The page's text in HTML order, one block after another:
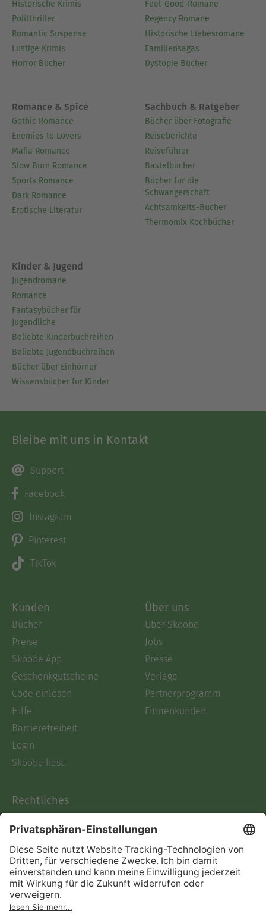
Historische Krimis
Politthriller
Romantic Suspense
Lustige Krimis
Horror Bücher
Feel-Good-Romane
Regency Romane
Historische Liebesromane
Familiensagas
Dystopie Bücher
Romance & Spice
Gothic Romance
Enemies to Lovers
Mafia Romance
Slow Burn Romance
Sports Romance
Dark Romance
Erotische Literatur
Sachbuch & Ratgeber
Bücher über Fotografie
Reiseberichte
Reiseführer
Bastelbücher
Bücher für die
Schwangerschaft
Achtsamkeits-Bücher
Thermomix Kochbücher
Kinder & Jugend
Jugendromane
Romance
Fantasybücher für
Jugendliche
Beliebte Kinderbuchreihen
Beliebte Jugendbuchreihen
Bücher über Einhörner
Wissensbücher für Kinder
Bleibe mit uns in Kontakt
Support
Facebook
Instagram
Pinterest
TikTok
Kunden
Bücher
Preise
Skoobe App
Geschenkgutscheine
Code einlösen
Hilfe
Barrierefreiheit
Login
Skoobe liest
Über uns
Über Skoobe
Jobs
Presse
Verlage
Partnerprogramm
Firmenkunden
Rechtliches
AGB
Informationen nach Data
Act
Verträge hier kündigen
Impressum